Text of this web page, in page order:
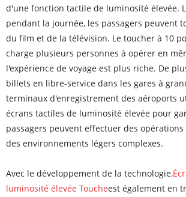
d'une fonction tactile de luminosité élevée.
pendant la journée, les passagers peuvent
du film et de la télévision. Le toucher à 10
charge plusieurs personnes à opérer en
l'expérience de voyage est plus riche. De
billets en libre-service dans les gares à
terminaux d'enregistrement des aéroports
écrans tactiles de luminosité élevée pour
passagers peuvent effectuer des
des environnements légers complexes.
Avec le développement de la technologie,
luminosité élevée Toucheest également en